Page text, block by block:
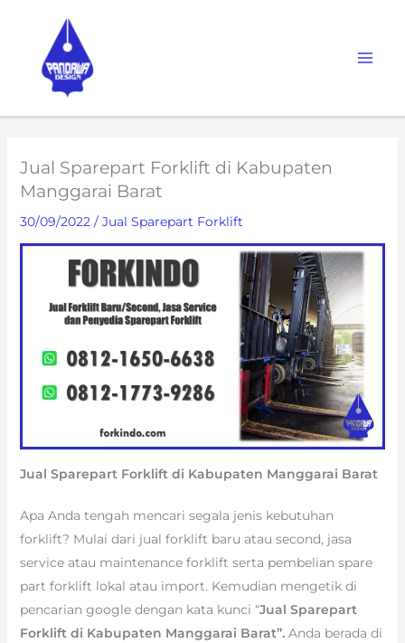
content
Jual Sparepart Forklift di Kabupaten
Manggarai Barat
30/09/2022 / Jual Sparepart Forklift
Jual Sparepart Forklift di Kabupaten Manggarai Barat
Apa Anda tengah mencari segala jenis kebutuhan
forklift? Mulai dari jual forklift baru atau second, jasa
service atau maintenance forklift serta pembelian spare
part forklift lokal atau import. Kemudian mengetik di
pencarian google dengan kata kunci “Jual Sparepart
Forklift di Kabupaten Manggarai Barat”. Anda berada di